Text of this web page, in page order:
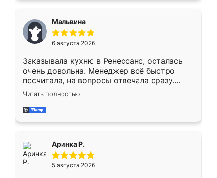
меньше, здесь же он более разнообразный.
Мне нравится ,если что-то потребуется из
мебели буду заказывать только здесь.
Мальвина
6 августа 2026
Заказывала кухню в Ренессанс, осталась
очень довольна. Менеджер всё быстро
посчитала, на вопросы отвечала сразу.
Замерщик приехал в субботу, подошёл к
делу со всей ответственностью. Собрали
за день, ребята работали аккуратно, даже
Читать полностью
Аринка Р.
5 августа 2026